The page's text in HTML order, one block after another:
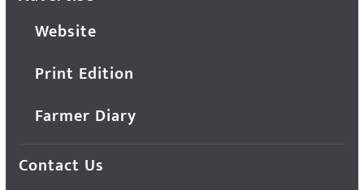
Website
Print Edition
Farmer Diary
Contact Us